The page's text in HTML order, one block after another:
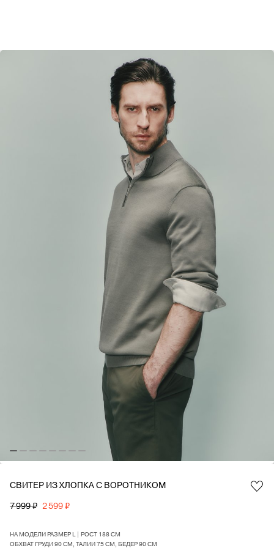
СВИТЕР ИЗ ХЛОПКА С ВОРОТНИКОМ
7 999 ₽ 2 599 ₽
НА МОДЕЛИ РАЗМЕР L | РОСТ 188 СМ
ОБХВАТ ГРУДИ 90 СМ, ТАЛИИ 75 СМ, БЕДЕР 90 СМ